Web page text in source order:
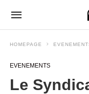
HOMEPAGE
EVENEMENTS
Le